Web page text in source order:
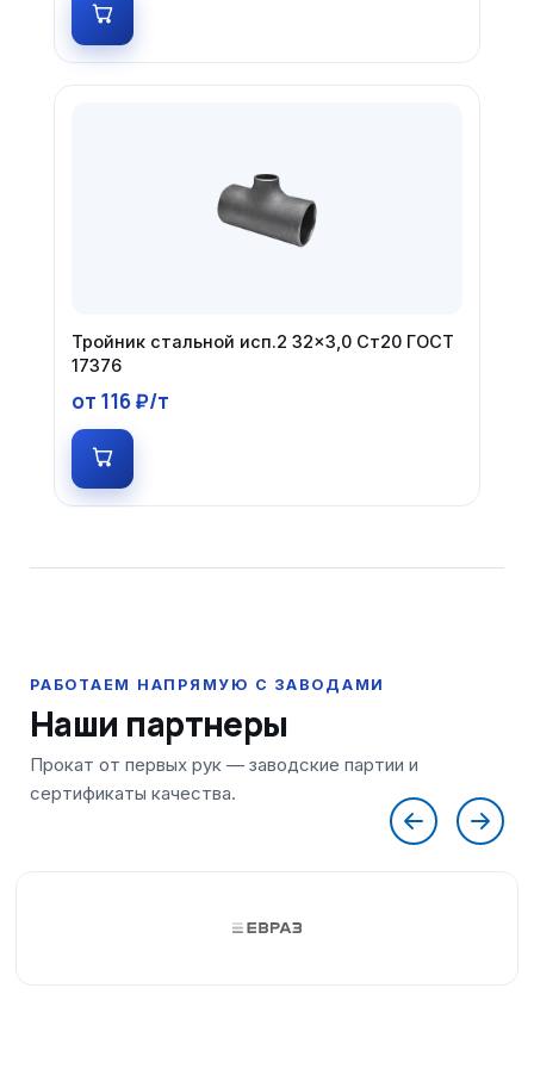
Тройник стальной исп.2 32×3,0 Ст20 ГОСТ
17376
от 116 ₽/т
Наши партнеры